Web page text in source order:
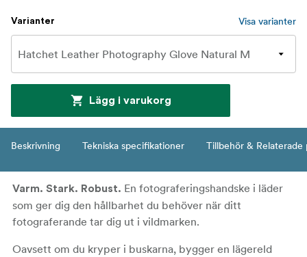
Varianter Visa varianter
Lägg i varukorg
Beskrivning Tekniska specifikationer Tillbehör & Relaterade
Varm. Stark. Robust. En fotograferingshandske i läder
som ger dig den hållbarhet du behöver när ditt
fotograferande tar dig ut i vildmarken.
Oavsett om du kryper i buskarna, bygger en lägereld